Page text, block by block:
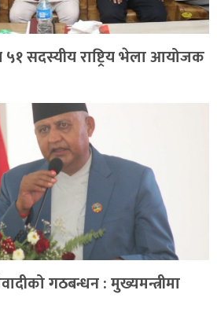
सदस्यीय राष्ट्रिय भेला आयोजक
गठबन्धन : मुख्यमन्त्रीमा